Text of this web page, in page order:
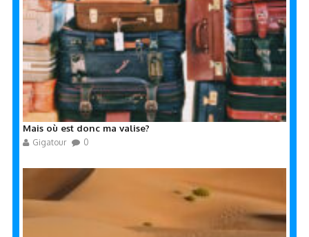
Mais où est donc ma valise?
Gigatour 0